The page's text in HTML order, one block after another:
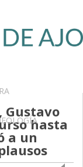
Gustavo
hasta
a un